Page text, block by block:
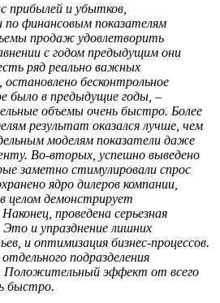
прибылей и убытков,
по финансовым показателям
продаж удовлетворить
с годом предыдущим они
ряд реально важных
бесконтрольное
было в предыдущие годы, –
объемы очень быстро. Более
результат оказался лучше, чем
моделям показатели даже
Во-вторых, успешно выведено
заметно стимулировали спрос
ядро дилеров компании,
целом демонстрирует
проведена серьезная
Это и упразднение лишних
и оптимизация бизнес-процессов.
подразделения
Положительный эффект от всего
быстро.